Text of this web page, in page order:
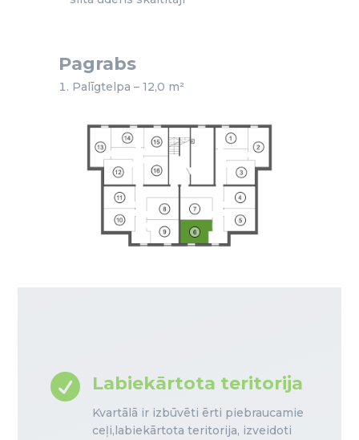
Pagrabs
Palīgtelpa – 12,0 m²
 Labiekārtota teritorija
Kvartālā ir izbūvēti ērti piebraucamie
ceļi,labiekārtota teritorija, izveidoti